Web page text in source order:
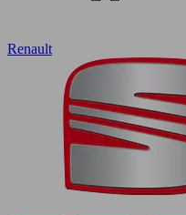
Renault